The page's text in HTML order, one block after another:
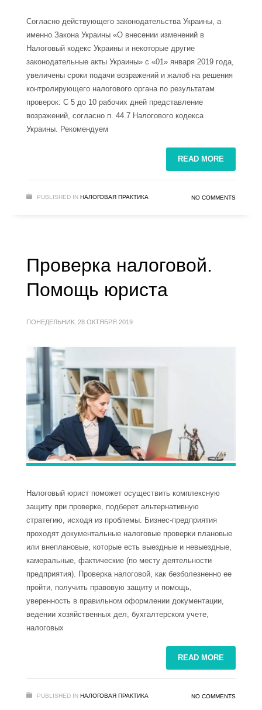
Согласно действующего законодательства Украины, а
именно Закона Украины «О внесении изменений в
Налоговый кодекс Украины и некоторые другие
законодательные акты Украины» с «01» января 2019 года,
увеличены сроки подачи возражений и жалоб на решения
контролирующего налогового органа по результатам
проверок: С 5 до 10 рабочих дней представление
возражений, согласно п. 44.7 Налогового кодекса
Украины. Рекомендуем
READ MORE
PUBLISHED IN НАЛОГОВАЯ ПРАКТИКА NO COMMENTS
Проверка налоговой.
Помощь юриста
ПОНЕДЕЛЬНИК, 28 ОКТЯБРЯ 2019
Налоговый юрист поможет осуществить комплексную
защиту при проверке, подберет альтернативную
стратегию, исходя из проблемы. Бизнес-предприятия
проходят документальные налоговые проверки плановые
или внеплановые, которые есть выездные и невыездные,
камеральные, фактические (по месту деятельности
предприятия). Проверка налоговой, как безболезненно ее
пройти, получить правовую защиту и помощь,
уверенность в правильном оформлении документации,
ведении хозяйственных дел, бухгалтерском учете,
налоговых
READ MORE
PUBLISHED IN НАЛОГОВАЯ ПРАКТИКА NO COMMENTS